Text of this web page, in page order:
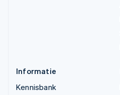
Informatie
Kennisbank